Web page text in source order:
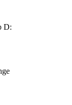
D: